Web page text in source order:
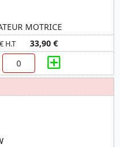
MOTRICE
H.T 33,90 €